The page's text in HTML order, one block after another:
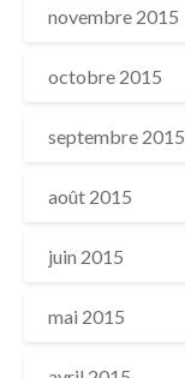
novembre 2015
octobre 2015
septembre 2015
août 2015
juin 2015
mai 2015